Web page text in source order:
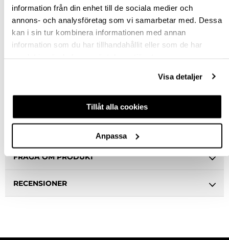
information från din enhet till de sociala medier och
annons- och analysföretag som vi samarbetar med. Dessa
kan i sin tur kombinera informationen med annan
information som du har tillhandahållit eller som de har
Visa detaljer
Tillåt alla cookies
Anpassa
Malmö butik Finns i lager
Stockholm butik Finns i lager
Snabba leveranser
BESKRIVNING & FILER
FRÅGA OM PRODUKT
RECENSIONER